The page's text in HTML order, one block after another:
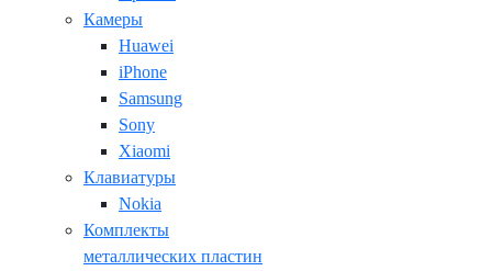
Камеры
Huawei
iPhone
Samsung
Sony
Xiaomi
Клавиатуры
Nokia
Комплекты
металлических пластин